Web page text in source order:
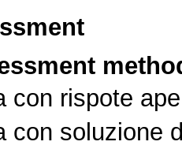
con rispote
con soluzione